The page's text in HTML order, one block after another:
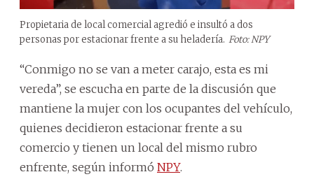
Propietaria de local comercial agredió e insultó a dos
personas por estacionar frente a su heladería. Foto: NPY
“Conmigo no se van a meter carajo, esta es mi
vereda”, se escucha en parte de la discusión que
mantiene la mujer con los ocupantes del vehículo,
quienes decidieron estacionar frente a su
comercio y tienen un local del mismo rubro
enfrente, según informó NPY.